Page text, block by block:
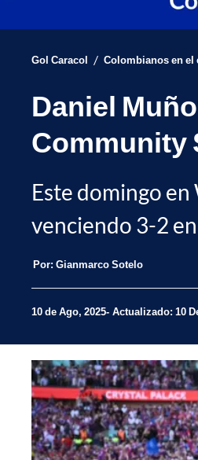
Gol Caracol / Colombianos en el
Daniel
Community
Este domingo
venciendo 3-2
Por: Gianmarco Sotelo
10 de Ago, 2025 Actualizado: 10